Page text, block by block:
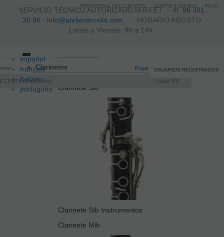
SERVICIO TÉCNICO AUTORIZADO BUFFET -tlf.96 381
30 96 · info@atelierdecelia.com HORARIO AGOSTO
Lunes a Viernes: 9h a 14h
español
français
Italiano
português
Registro /Iniciar sesión
CESTA 0artículos Saldo: 0 €
USUARIOS REGISTRADOS
Toggle
navigation
Clarinetes
Clarinete SIb
Clarinete SIb Instrumentos
Clarinete Mib
PREGUNTAS FRECUENTES QUIÉNES SOMOS BLOG